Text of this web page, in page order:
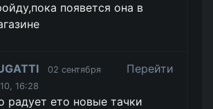
появется она в
02 сентября
16:28
Перейти
радует ето новые тачки